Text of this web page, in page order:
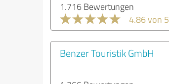
1.716 Bewertungen
4.86 von 5
Benzer Touristik GmbH